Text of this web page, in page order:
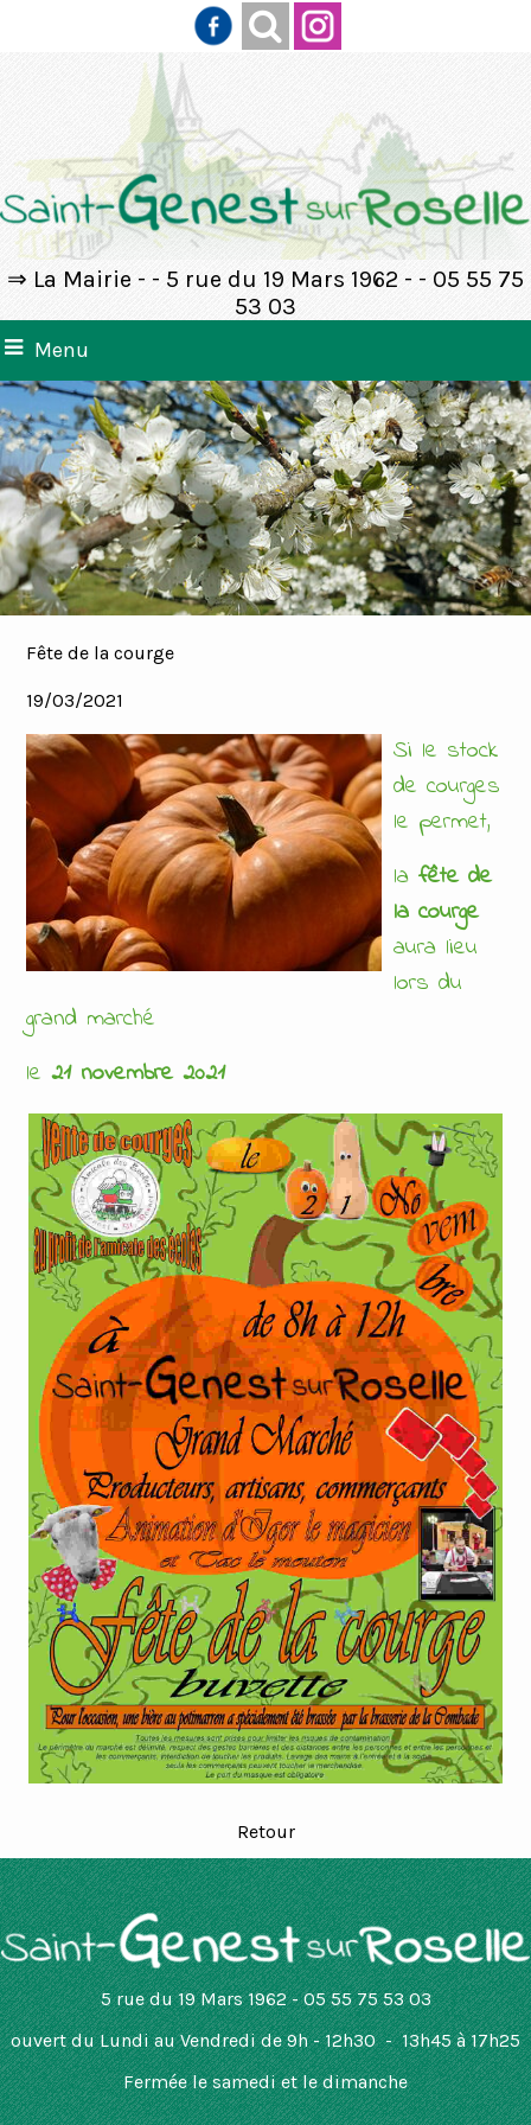
⇒ La Mairie - - 5 rue du 19 Mars 1962 - - 05 55 75
53 03
Menu
Fête de la courge
19/03/2021
Si le stock
de courges
le permet,
lafête de
la courge
aura lieu
lors du
grand marché
le21 novembre 2021
Retour
5 rue du 19 Mars 1962 - 05 55 75 53 03
ouvertdu Lundi au Vendredi de 9h - 12h30 - 13h45 à 17h25
Fermée le samedi et le dimanche